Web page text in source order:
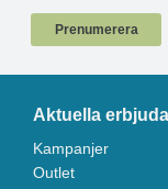
Prenumerera
Aktuella
Kampanjer
Outlet